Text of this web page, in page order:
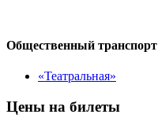
Общественный транспорт
«Театральная»
Цены на билеты